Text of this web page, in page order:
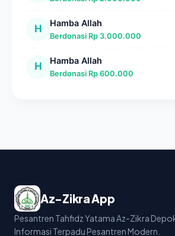
H Hamba Allah
Berdonasi Rp 3.000.000
H Hamba Allah
Berdonasi Rp 600.000
Az-Zikra App
Pesantren Tahfidz Yatama Az-Zikra
Informasi Terpadu Pesantren Modern.